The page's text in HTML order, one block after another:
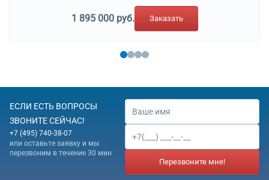
1 895 000 руб. Заказать
ЕСЛИ ЕСТЬ ВОПРОСЫ
ЗВОНИТЕ СЕЙЧАС!
+7 (495) 740-38-07
или оставьте заявку и мы
перезвоним в течение 30 мин
Перезвоните мне!